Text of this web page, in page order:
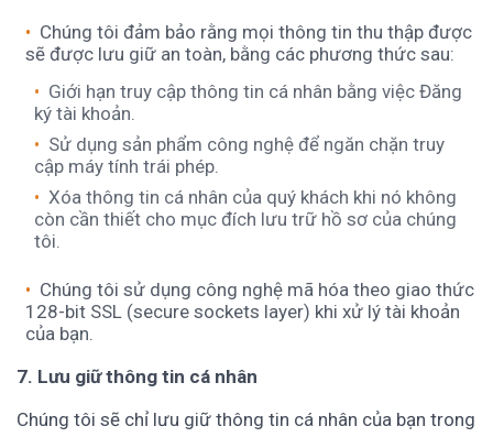
Chúng tôi đảm bảo rằng mọi thông tin thu thập được
sẽ được lưu giữ an toàn, bằng các phương thức sau:
Giới hạn truy cập thông tin cá nhân bằng việc Đăng
ký tài khoản.
Sử dụng sản phẩm công nghệ để ngăn chặn truy
cập máy tính trái phép.
Xóa thông tin cá nhân của quý khách khi nó không
còn cần thiết cho mục đích lưu trữ hồ sơ của chúng
tôi.
Chúng tôi sử dụng công nghệ mã hóa theo giao thức
128-bit SSL (secure sockets layer) khi xử lý tài khoản
của bạn.
7. Lưu giữ thông tin cá nhân
Chúng tôi sẽ chỉ lưu giữ thông tin cá nhân của bạn trong